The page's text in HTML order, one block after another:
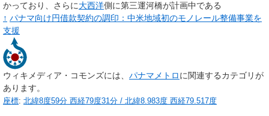
かっており、さらに大西洋側に第三運河橋が計画中である
↑ パナマ向け円借款契約の調印：中米地域初のモノレール整備事業を
支援
ウィキメディア・コモンズには、 パナマメトロに関連するカテゴリが
あります。
座標: 北緯8度59分 西経79度31分 / 北緯8.983度 西経79.517度